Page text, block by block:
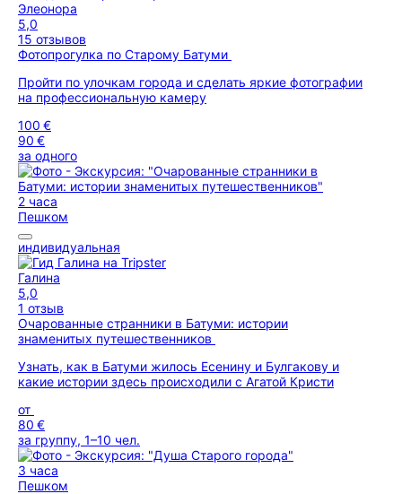
Элеонора
5,0
15 отзывов
Фотопрогулка по Старому Батуми
Пройти по улочкам города и сделать яркие фотографии
на профессиональную камеру
100 €
90 €
за одного
2 часа
Пешком
индивидуальная
Галина
5,0
1 отзыв
Очарованные странники в Батуми: истории
знаменитых путешественников
Узнать, как в Батуми жилось Есенину и Булгакову и
какие истории здесь происходили с Агатой Кристи
от
80 €
за группу, 1–10 чел.
3 часа
Пешком